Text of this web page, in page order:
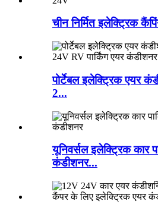
चीन निर्मित इलेक्ट्रिक
पोर्टेबल इलेक्ट्रिक एयर
2...
यूनिवर्सल इलेक्ट्रिक कार
कंडीशनर...